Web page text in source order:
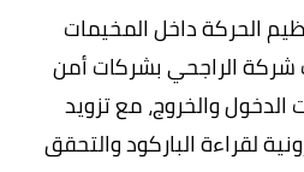
الحركة داخل المخيمات
شركة الراجحي بشركات أمن
والخروج، مع تزويد
لقراءة الباركود والتحقق